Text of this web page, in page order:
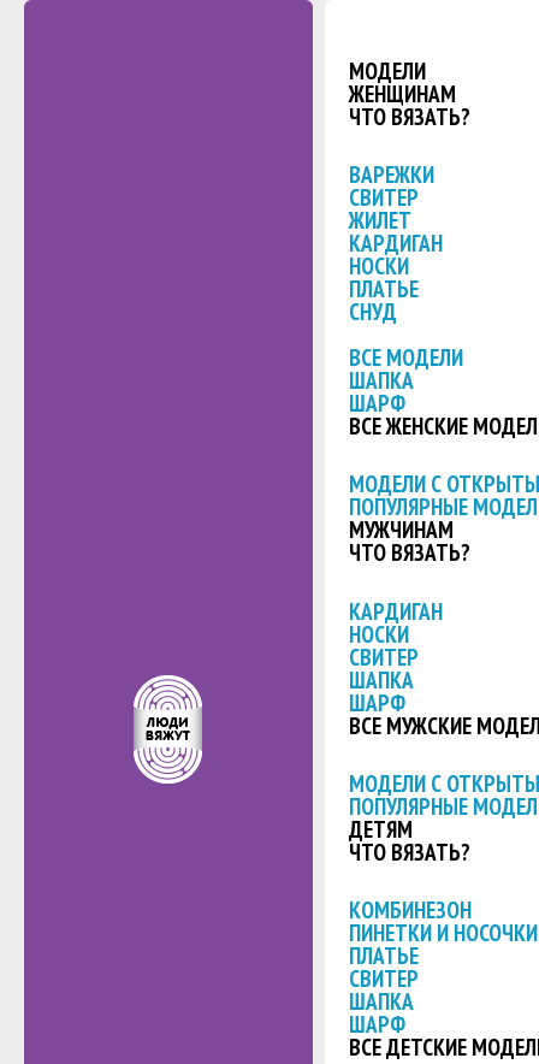
МОДЕЛИ
ЖЕНЩИНАМ
ЧТО ВЯЗАТЬ?
ВАРЕЖКИ
СВИТЕР
ЖИЛЕТ
КАРДИГАН
НОСКИ
ПЛАТЬЕ
СНУД
ВСЕ МОДЕЛИ
ШАПКА
ШАРФ
ВСЕ ЖЕНСКИЕ
МОДЕЛИ С
ПОПУЛЯРНЫЕ
МУЖЧИНАМ
ЧТО ВЯЗАТЬ?
КАРДИГАН
НОСКИ
СВИТЕР
ШАПКА
ШАРФ
ВСЕ МУЖСКИЕ
МОДЕЛИ С
ПОПУЛЯРНЫЕ
ДЕТЯМ
ЧТО ВЯЗАТЬ?
КОМБИНЕЗОН
ПИНЕТКИ И НОСОЧКИ
ПЛАТЬЕ
СВИТЕР
ШАПКА
ШАРФ
ВСЕ ДЕТСКИЕ